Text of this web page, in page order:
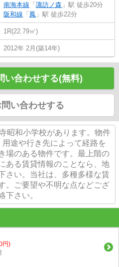
南海本線 「 諏訪ノ森 」駅 徒歩20分
阪和線 「 鳳 」駅 徒歩22分
1R(22.79㎡)
2012年 2月(築14年)
い合わせする(無料)
い合わせする
昭和小学校があります。物件
途や行き先によって経路を
場のある物件です。最上階の
ある賃貸情報のことなら、地
さい。当社は、多種多様な賃
。ご要望や不明な点などござ
下さい。
円)